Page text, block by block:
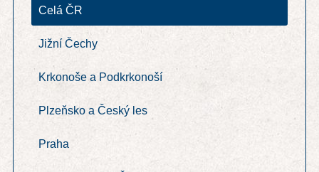
Celá ČR
Jižní Čechy
Krkonoše a Podkrkonoší
Plzeňsko a Český les
Praha